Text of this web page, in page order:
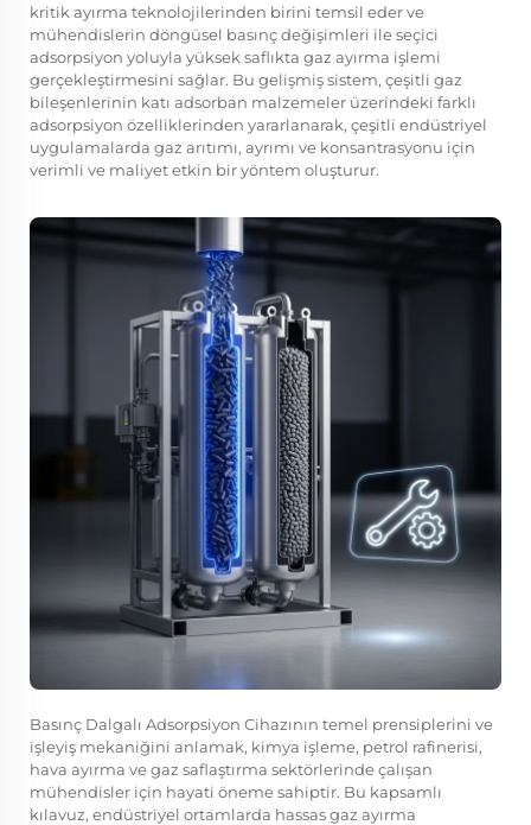
kritik ayırma teknolojilerinden birini temsil eder ve
mühendislerin döngüsel basınç değişimleri ile seçici
adsorpsiyon yoluyla yüksek saflıkta gaz ayırma işlemi
gerçekleştirmesini sağlar. Bu gelişmiş sistem, çeşitli gaz
bileşenlerinin katı adsorban malzemeler üzerindeki farklı
adsorpsiyon özelliklerinden yararlanarak, çeşitli endüstriyel
uygulamalarda gaz arıtımı, ayrımı ve konsantrasyonu için
verimli ve maliyet etkin bir yöntem oluşturur.
Basınç Dalgalı Adsorpsiyon Cihazının temel prensiplerini ve
işleyiş mekaniğini anlamak, kimya işleme, petrol rafinerisi,
hava ayırma ve gaz saflaştırma sektörlerinde çalışan
mühendisler için hayati öneme sahiptir. Bu kapsamlı
kılavuz, endüstriyel ortamlarda hassas gaz ayırma